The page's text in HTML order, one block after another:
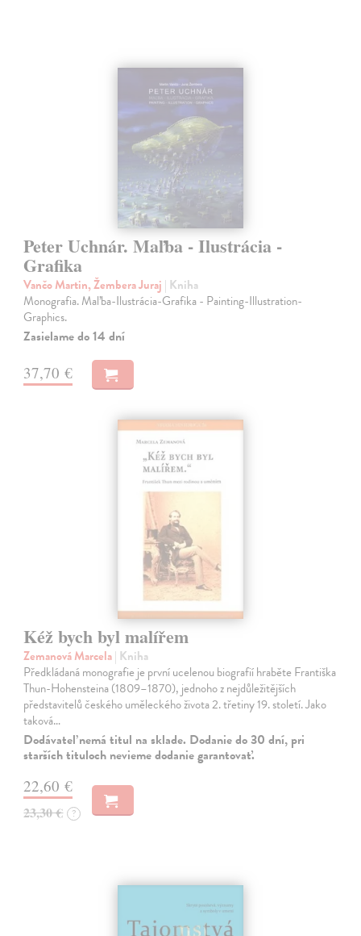
Peter Uchnár. Maľba - Ilustrácia -
Grafika
Vančo Martin, Žembera Juraj | Kniha
Monografia. Maľba-Ilustrácia-Grafika - Painting-Illustration-
Graphics.
Zasielame do 14 dní
37,70 €
Kéž bych byl malířem
Zemanová Marcela| Kniha
Předkládaná monografie je první ucelenou biografií hraběte Františka
Thun-Hohensteina (1809–1870), jednoho z nejdůležitějších
představitelů českého uměleckého života 2. třetiny 19. století. Jako
taková…
Dodávateľ nemá titul na sklade. Dodanie do 30 dní, pri
starších tituloch nevieme dodanie garantovať.
22,60 €
23,30 € ?